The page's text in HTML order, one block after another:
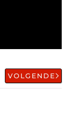
VOLGENDE